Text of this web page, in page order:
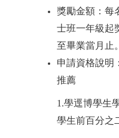
獎勵金額：每
士班一年級起
至畢業當月止
申請資格說明
推薦
1.學逕博學生
學生前百分之